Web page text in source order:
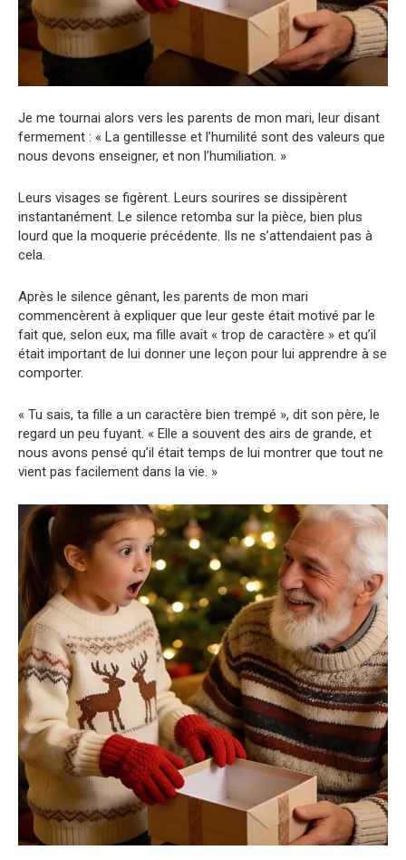
Je me tournai alors vers les parents de mon mari, leur disant
fermement : « La gentillesse et l’humilité sont des valeurs que
nous devons enseigner, et non l’humiliation. »
Leurs visages se figèrent. Leurs sourires se dissipèrent
instantanément. Le silence retomba sur la pièce, bien plus
lourd que la moquerie précédente. Ils ne s’attendaient pas à
cela.
Après le silence gênant, les parents de mon mari
commencèrent à expliquer que leur geste était motivé par le
fait que, selon eux, ma fille avait « trop de caractère » et qu’il
était important de lui donner une leçon pour lui apprendre à se
comporter.
« Tu sais, ta fille a un caractère bien trempé », dit son père, le
regard un peu fuyant. « Elle a souvent des airs de grande, et
nous avons pensé qu’il était temps de lui montrer que tout ne
vient pas facilement dans la vie. »